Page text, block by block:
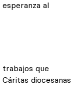
al
trabajos que
diocesanas